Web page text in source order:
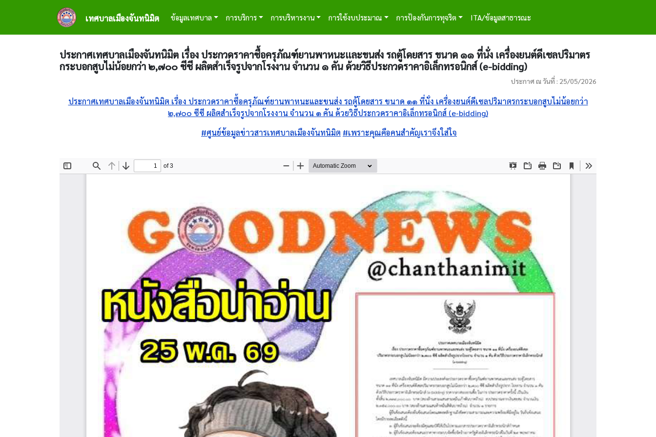
ข้ามไปยังเนื้อหาหลัก
เทศบาลเมืองจันทนิมิต
Main navigation
ข้อมูลเทศบาล การบริการ การบริหารงาน การใช้งบประมาณ การป้องกันการทุจริต ITA/ข้อมูลสาธารณะ
ประกาศเทศบาลเมืองจันทนิมิต เรื่อง ประกวดราคาซื้อครุภัณฑ์ยานพาหนะและขนส่ง รถตู้โดยสาร ขนาด ๑๑ ที่นั่ง เครื่องยนต์ดีเซลปริมาตร
กระบอกสูบไม่น้อยกว่า ๒,๗๐๐ ซีซี ผลิตสำเร็จรูปจากโรงงาน จำนวน ๑ คัน ด้วยวิธีประกวดราคาอิเล็กทรอนิกส์ (e-bidding)
ประกาศ ณ วันที่ : 25/05/2026
ประกาศเทศบาลเมืองจันทนิมิต เรื่อง ประกวดราคาซื้อครุภัณฑ์ยานพาหนะและขนส่ง รถตู้โดยสาร ขนาด ๑๑ ที่นั่ง เครื่องยนต์ดีเซลปริมาตรกระบอกสูบไม่น้อยกว่า
๒,๗๐๐ ซีซี ผลิตสำเร็จรูปจากโรงงาน จำนวน ๑ คัน ด้วยวิธีประกวดราคาอิเล็กทรอนิกส์ (e-bidding)
#ศูนย์ข้อมูลข่าวสารเทศบาลเมืองจันทนิมิต #เพราะคุณคือคนสำคัญเราจึงใส่ใจ